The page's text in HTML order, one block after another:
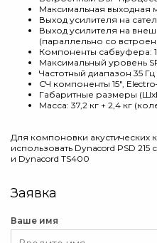
Максимальная выходная
Выход усилителя на
Выход усилителя на
(параллельно со
Компоненты сабвуфера: 1
Максимальный уровень
Частотный диапазон 35
СЧ компоненты 15",
Габаритные размеры
Масса: 37,2 кг + 2,4 кг
Для компоновки акустических
использовать Dynacord PSD 215
и Dynacord TS400
Заявка
Ваше имя